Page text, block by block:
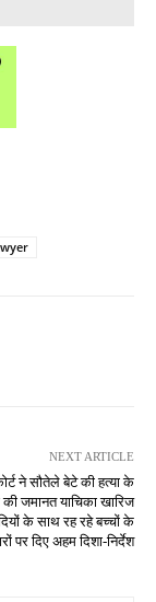
NEXT ARTICLE
ने सौतेले बेटे की हत्या के
जमानत याचिका खारिज
के साथ रह रहे बच्चों के
पर दिए अहम दिशा-निर्देश